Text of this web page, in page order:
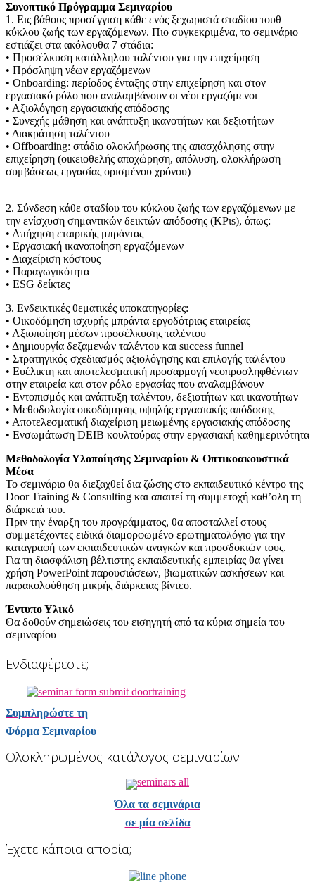
Συνοπτικό Πρόγραμμα Σεμιναρίου
1. Εις βάθους προσέγγιση κάθε ενός ξεχωριστά σταδίου τουθ
κύκλου ζωής των εργαζόμενων. Πιο συγκεκριμένα, το σεμινάριο
εστιάζει στα ακόλουθα 7 στάδια:
• Προσέλκυση κατάλληλου ταλέντου για την επιχείρηση
• Πρόσληψη νέων εργαζόμενων
• Onboarding: περίοδος ένταξης στην επιχείρηση και στον
εργασιακό ρόλο που αναλαμβάνουν οι νέοι εργαζόμενοι
• Αξιολόγηση εργασιακής απόδοσης
• Συνεχής μάθηση και ανάπτυξη ικανοτήτων και δεξιοτήτων
• Διακράτηση ταλέντου
• Offboarding: στάδιο ολοκλήρωσης της απασχόλησης στην
επιχείρηση (οικειοθελής αποχώρηση, απόλυση, ολοκλήρωση
συμβάσεως εργασίας ορισμένου χρόνου)
2. Σύνδεση κάθε σταδίου του κύκλου ζωής των εργαζόμενων με
την ενίσχυση σημαντικών δεικτών απόδοσης (ΚΡιs), όπως:
• Απήχηση εταιρικής μπράντας
• Εργασιακή ικανοποίηση εργαζόμενων
• Διαχείριση κόστους
• Παραγωγικότητα
• ESG δείκτες
3. Ενδεικτικές θεματικές υποκατηγορίες:
• Οικοδόμηση ισχυρής μπράντα εργοδότριας εταιρείας
• Αξιοποίηση μέσων προσέλκυσης ταλέντου
• Δημιουργία δεξαμενών ταλέντου και success funnel
• Στρατηγικός σχεδιασμός αξιολόγησης και επιλογής ταλέντου
• Ευέλικτη και αποτελεσματική προσαρμογή νεοπροσληφθέντων
στην εταιρεία και στον ρόλο εργασίας που αναλαμβάνουν
• Εντοπισμός και ανάπτυξη ταλέντου, δεξιοτήτων και ικανοτήτων
• Μεθοδολογία οικοδόμησης υψηλής εργασιακής απόδοσης
• Αποτελεσματική διαχείριση μειωμένης εργασιακής απόδοσης
• Ενσωμάτωση DEIB κουλτούρας στην εργασιακή καθημερινότητα
Μεθοδολογία Υλοποίησης Σεμιναρίου & Οπτικοακουστικά
Μέσα
Το σεμινάριο θα διεξαχθεί δια ζώσης στο εκπαιδευτικό κέντρο της
Door Training & Consulting και απαιτεί τη συμμετοχή καθ’ολη τη
διάρκειά του.
Πριν την έναρξη του προγράμματος, θα αποσταλλεί στους
συμμετέχοντες ειδικά διαμορφωμένο ερωτηματολόγιο για την
καταγραφή των εκπαιδευτικών αναγκών και προσδοκιών τους.
Για τη διασφάλιση βέλτιστης εκπαιδευτικής εμπειρίας θα γίνει
χρήση PowerPoint παρουσιάσεων, βιωματικών ασκήσεων και
παρακολούθηση μικρής διάρκειας βίντεο.
Έντυπο Υλικό
Θα δοθούν σημειώσεις του εισηγητή από τα κύρια σημεία του
σεμιναρίου
Ενδιαφέρεστε;
Συμπληρώστε τη
Φόρμα Σεμιναρίου
Ολοκληρωμένος κατάλογος σεμιναρίων
Όλα τα σεμινάρια
σε μία σελίδα
Έχετε κάποια απορία;